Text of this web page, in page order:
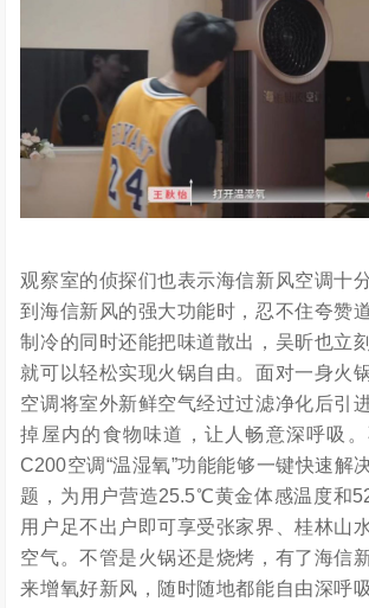
观察室的侦探们也表示海信新风空调十
到海信新风的强大功能时，忍不住夸赞
制冷的同时还能把味道散出，吴昕也立
就可以轻松实现火锅自由。面对一身火
空调将室外新鲜空气经过过滤净化后引
掉屋内的食物味道，让人畅意深呼吸
C200空调“温湿氧”功能能够一键快速解
题，为用户营造25.5℃黄金体感温度和
用户足不出户即可享受张家界、桂林山
空气。不管是火锅还是烧烤，有了海信
来增氧好新风，随时随地都能自由深呼